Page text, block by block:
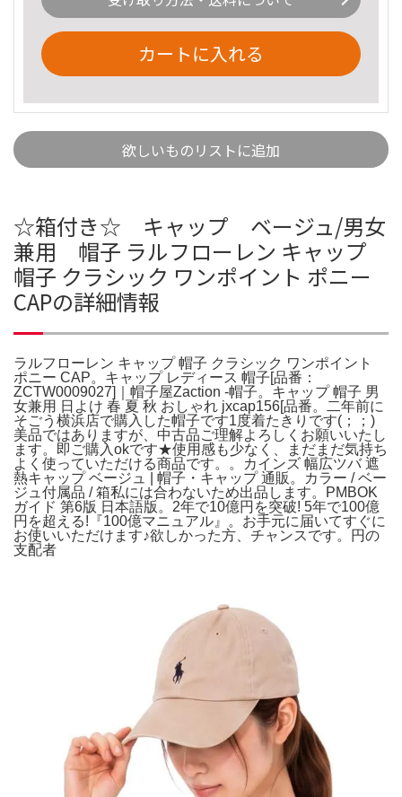
カートに入れる
欲しいものリストに追加
☆箱付き☆ キャップ ベージュ/男女
兼用 帽子 ラルフローレン キャップ
帽子 クラシック ワンポイント ポニー
CAPの詳細情報
ラルフローレン キャップ 帽子 クラシック ワンポイント
ポニー CAP。キャップ レディース 帽子[品番：
ZCTW0009027]｜帽子屋Zaction -帽子。キャップ 帽子 男
女兼用 日よけ 春 夏 秋 おしゃれ jxcap156[品番。二年前に
そごう横浜店で購入した帽子です1度着たきりです(；；)
美品ではありますが、中古品ご理解よろしくお願いいたし
ます。即ご購入okです★使用感も少なく、まだまだ気持ち
よく使っていただける商品です。。カインズ 幅広ツバ 遮
熱キャップ ベージュ | 帽子・キャップ 通販。カラー / ベー
ジュ付属品 / 箱私には合わないため出品します。PMBOK
ガイド 第6版 日本語版。2年で10億円を突破! 5年で100億
円を超える!『100億マニュアル』。お手元に届いてすぐに
お使いいただけます♪欲しかった方、チャンスです。円の
支配者